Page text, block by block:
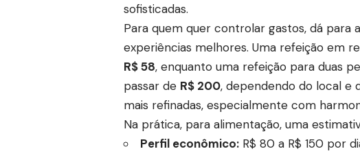
sofisticadas.
Para quem quer controlar gastos, dá para
experiências melhores. Uma refeição em
R$ 58, enquanto uma refeição para duas
passar de R$ 200, dependendo do local e
mais refinadas, especialmente com
Na prática, para alimentação, uma
Perfil econômico: R$ 80 a R$ 150 por